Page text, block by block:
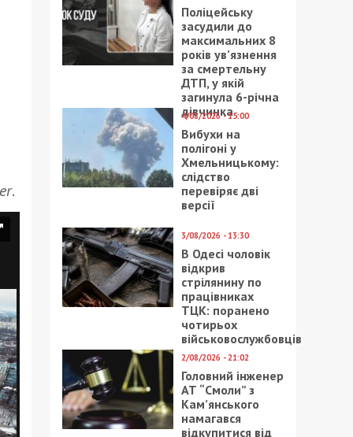
.
Поліцейську
засудили до
максимальних 8
років ув’язнення
за смертельну
ДТП, у якій
загинула 6-річна
дівчинка
4/08/2026 - 15:00
Вибухи на
полігоні у
Хмельницькому:
слідство
перевіряє дві
версії
3/08/2026 - 13:30
В Одесі чоловік
відкрив
стрілянину по
працівниках
ТЦК: поранено
чотирьох
військовослужбовців
2/08/2026 - 21:02
Головний інженер
АТ “Смоли” з
Кам’янського
намагався
відкупитися від